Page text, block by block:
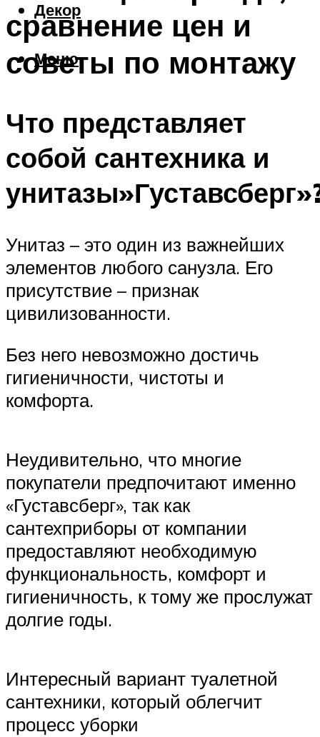
Декор
Меню
сравнение цен и
советы по монтажу
Что представляет
собой сантехника и
Унитаз – это один из важнейших
элементов любого санузла. Его
присутствие – признак
цивилизованности.
Без него невозможно достичь
гигиеничности, чистоты и
комфорта.
Неудивительно, что многие
покупатели предпочитают именно
«Густавсберг», так как
сантехприборы от компании
предоставляют необходимую
функциональность, комфорт и
гигиеничность, к тому же прослужат
долгие годы.
Интересный вариант туалетной
сантехники, который облегчит
процесс уборки